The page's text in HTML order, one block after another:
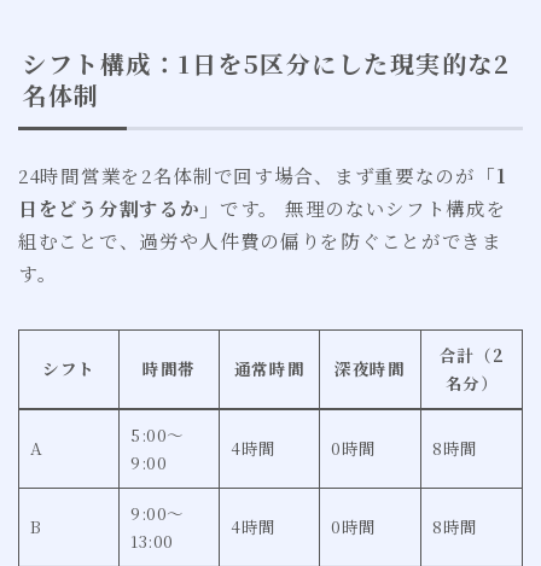
シフト構成：1日を5区分にした現実的な2
名体制
24時間営業を2名体制で回す場合、まず重要なのが 「1
日をどう分割するか」 です。 無理のないシフト構成を
組むことで、過労や人件費の偏りを防ぐことができま
す。
シフト 時間帯 通常時間 深夜時間
合計（2
名分）
A
5:00〜
9:00
4時間 0時間 8時間
B
9:00〜
13:00
4時間 0時間 8時間